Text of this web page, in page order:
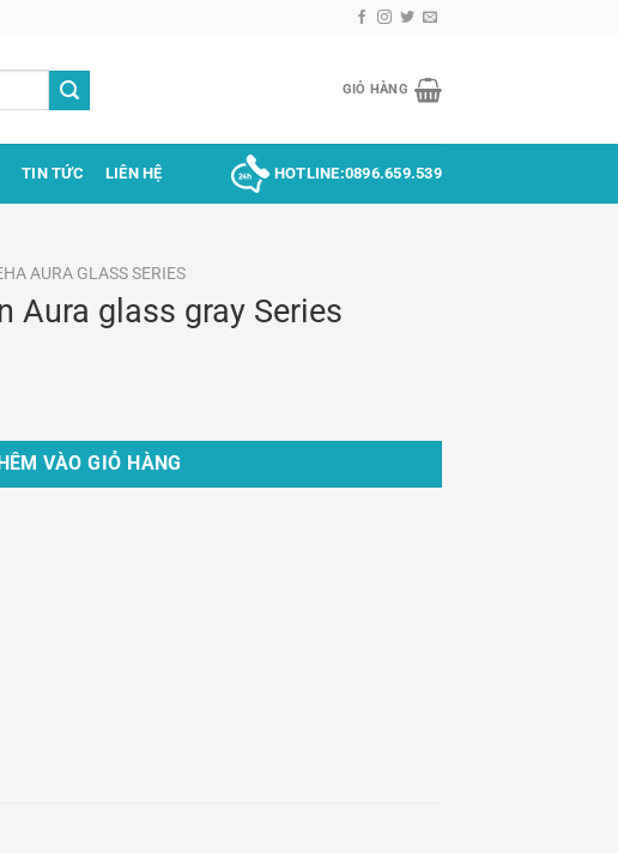
GIỎ HÀNG
TIN TỨC LIÊN HỆ HOTLINE:0896.659.539
AURA GLASS SERIES
Aura glass gray Series
số lượng
VÀO GIỎ HÀNG